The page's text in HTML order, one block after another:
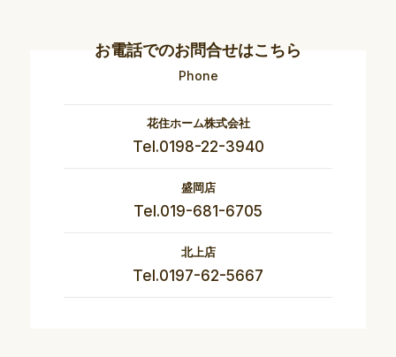
お電話でのお問合せはこちら
Phone
花住ホーム株式会社
Tel.0198-22-3940
盛岡店
Tel.019-681-6705
北上店
Tel.0197-62-5667